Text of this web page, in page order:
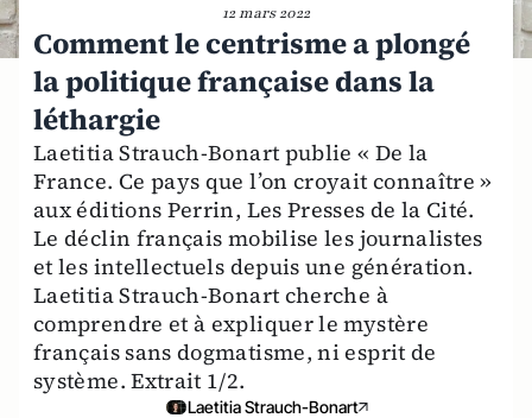
12 mars 2022
Comment le centrisme a plongé
la politique française dans la
léthargie
Laetitia Strauch-Bonart publie « De la
France. Ce pays que l’on croyait connaître »
aux éditions Perrin, Les Presses de la Cité.
Le déclin français mobilise les journalistes
et les intellectuels depuis une génération.
Laetitia Strauch-Bonart cherche à
comprendre et à expliquer le mystère
français sans dogmatisme, ni esprit de
système. Extrait 1/2.
Laetitia Strauch-Bonart